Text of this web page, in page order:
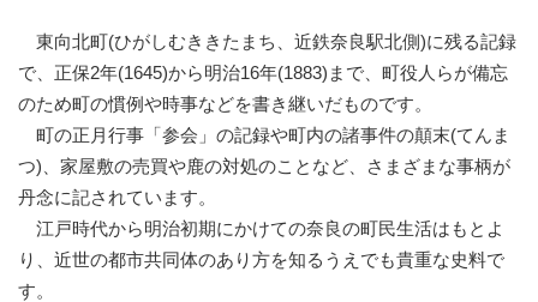
東向北町(ひがしむききたまち、近鉄奈良駅北側)に残る記録
で、正保2年(1645)から明治16年(1883)まで、町役人らが備忘
のため町の慣例や時事などを書き継いだものです。
町の正月行事「参会」の記録や町内の諸事件の顛末(てんま
つ)、家屋敷の売買や鹿の対処のことなど、さまざまな事柄が
丹念に記されています。
江戸時代から明治初期にかけての奈良の町民生活はもとよ
り、近世の都市共同体のあり方を知るうえでも貴重な史料で
す。